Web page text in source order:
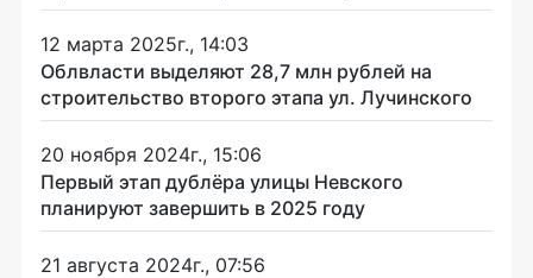
12 марта 2025г., 14:03
Облвласти выделяют 28,7 млн рублей на
строительство второго этапа ул. Лучинского
20 ноября 2024г., 15:06
Первый этап дублёра улицы Невского
планируют завершить в 2025 году
21 августа 2024г., 07:56